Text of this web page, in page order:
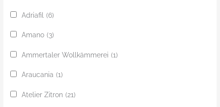
Adriafil (6)
Amano (3)
Ammertaler Wollkämmerei (1)
Araucania (1)
Atelier Zitron (21)